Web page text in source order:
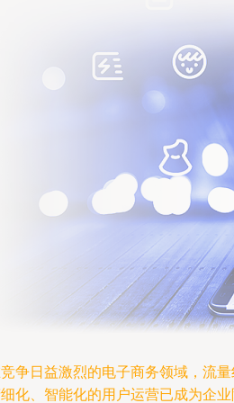
争日益激烈的电子商务领域，流
化、智能化的用户运营已成为企